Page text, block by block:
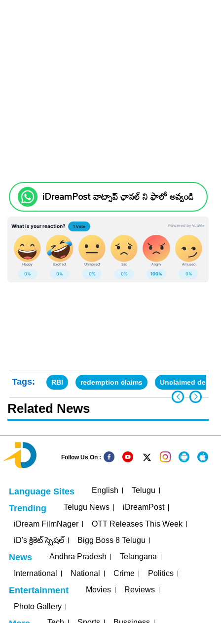
iDreamPost వాట్సాప్ ఛానల్ ని ఫాలో అవ్వండి
Tags: RBI redemption claims Unclaimed
Related News
Follow Us On :
Language Sites English Telugu
Trending Telugu News
iDreamPost
iDream FilmNager
OTT Releases This Week
iD's క్రికెట్ స్పెషల్
Bigg Boss 8 Telugu
News Andhra Pradesh
Telangana
International
National Crime Politics
Entertainment Movies
Reviews
Photo Gallery